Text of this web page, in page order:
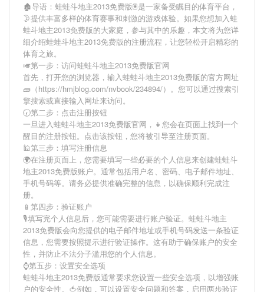
🏚导语： 蛙蛙斗地主2013免费版🖲是一家备受瞩目的体育平台，
🌛提供丰富多样的体育赛事和刺激的游戏体验。如果您想加入蛙
蛙斗地主2013免费版的大家庭，参与其中的乐趣，本文将为您详
细介绍蛙蛙斗地主2013免费版的注册流程，让您轻松开启精彩的
体育之旅。
🎺第一步：访问蛙蛙斗地主2013免费版官网
首先，打开您的浏览器，输入蛙蛙斗地主2013免费版的官方网址
🧱（https://hmjblog.com/nvbook/234894/）。您可以通过搜索引
擎搜索或直接输入网址来访问。
🕢第二步：点击注册按钮
一旦进入蛙蛙斗地主2013免费版官网，👧您会在页面上找到一个
醒目的注册按钮。点击该按钮，您将被引导至注册页面。
🕌第三步：填写注册信息
🌍在注册页面上，您需要填写一些必要的个人信息来创建蛙蛙斗
地主2013免费版账户。通常包括用户名、密码、电子邮件地址、
手机号码等。请务必提供准确完整的信息，以确保顺利完成注
册。
📱第四步：验证账户
🎙填写完个人信息后，您可能需要进行账户验证。 蛙蛙斗地主
2013免费版会向您提供的电子邮件地址或手机号码发送一条验证
信息，您需要按照提示进行验证操作。这有助于确保账户的安全
性，并防止不法分子滥用您的个人信息。
⌚️第五步：设置安全选项
蛙蛙斗地主2013免费版通常要求您设置一些安全选项，以增强账
户的安全性。🍅例如，可以设置安全问题和答案，启用两步验证